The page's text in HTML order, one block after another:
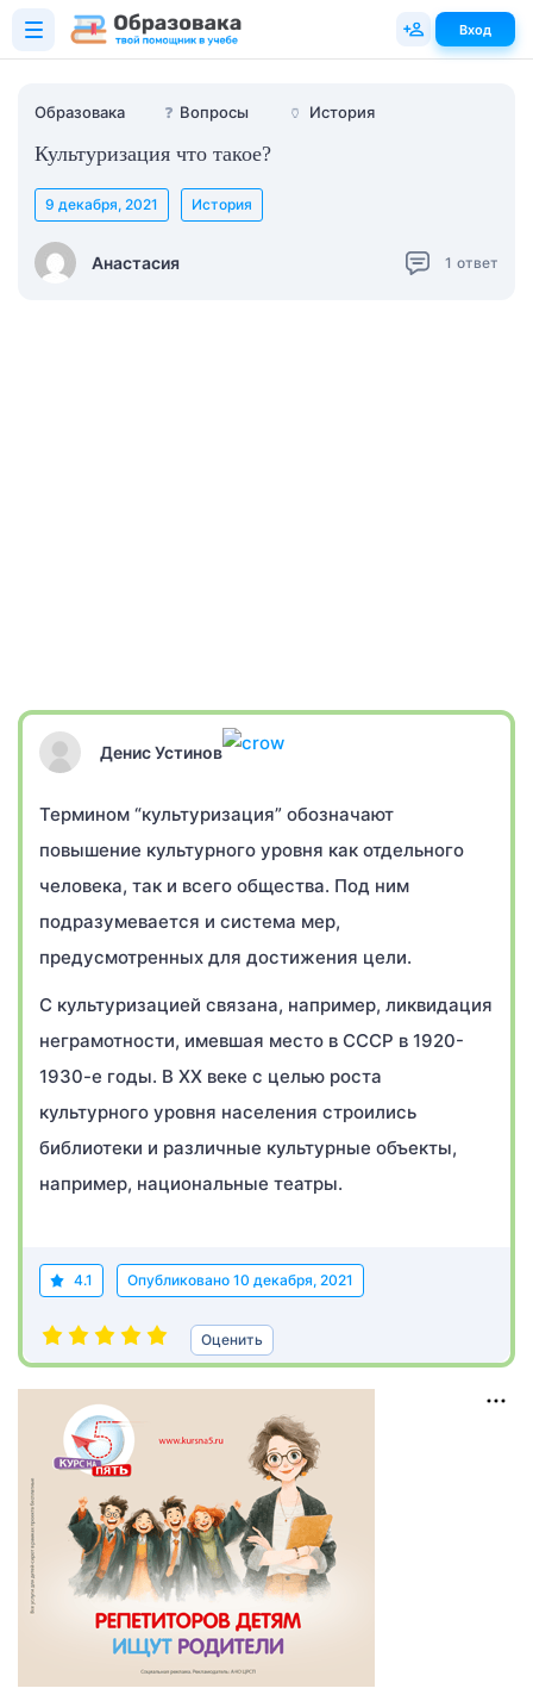
Образовака ❓ Вопросы 🏺 История
Культуризация что такое?
Анастасия
9 декабря, 2021 История
1 ответ
Денис Устинов
Термином “культуризация” обозначают
повышение культурного уровня как отдельного
человека, так и всего общества. Под ним
подразумевается и система мер,
предусмотренных для достижения цели.
С культуризацией связана, например, ликвидация
неграмотности, имевшая место в СССР в 1920-
1930-е годы. В XX веке с целью роста
культурного уровня населения строились
библиотеки и различные культурные объекты,
например, национальные театры.
4.1 Опубликовано 10 декабря, 2021
Оценить
Вход